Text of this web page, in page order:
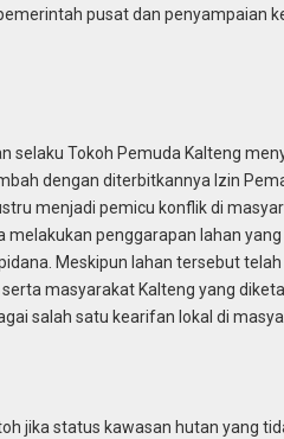
pusat dan penyampaian
selaku Tokoh Pemuda Kalteng
dengan diterbitkannya Izin
menjadi pemicu konflik di
melakukan penggarapan lahan
Meskipun lahan tersebut
masyarakat Kalteng yang
salah satu kearifan lokal di
jika status kawasan hutan yang